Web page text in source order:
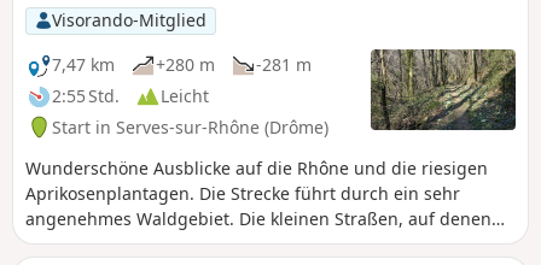
Visorando-Mitglied
7,47 km
+280 m
-281 m
2:55 Std.
Leicht
Start in Serves-sur-Rhône (Drôme)
Wunderschöne Ausblicke auf die Rhône und die riesigen
Aprikosenplantagen. Die Strecke führt durch ein sehr
angenehmes Waldgebiet. Die kleinen Straßen, auf denen
man unterwegs ist, sind verkehrsfrei.